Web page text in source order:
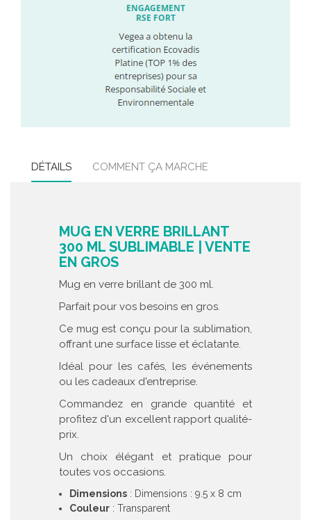
DÉTAILS COMMENT ÇA MARCHE
MUG EN VERRE BRILLANT
300 ML SUBLIMABLE | VENTE
EN GROS
Mug en verre brillant de 300 ml.
Parfait pour vos besoins en gros.
Ce mug est conçu pour la sublimation,
offrant une surface lisse et éclatante.
Idéal pour les cafés, les événements
ou les cadeaux d'entreprise.
Commandez en grande quantité et
profitez d'un excellent rapport qualité-
prix.
Un choix élégant et pratique pour
toutes vos occasions.
Dimensions : Dimensions : 9.5 x 8 cm
Couleur : Transparent